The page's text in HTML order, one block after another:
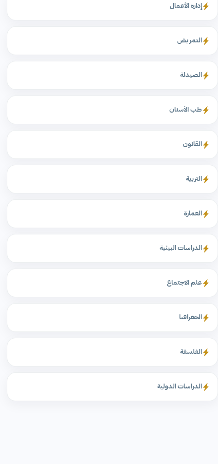
إدارة الأعمال
التمريض
الصيدلة
طب الأسنان
القانون
التربية
العمارة
الدراسات البيئية
علم الاجتماع
الجغرافيا
الفلسفة
الدراسات الدولية